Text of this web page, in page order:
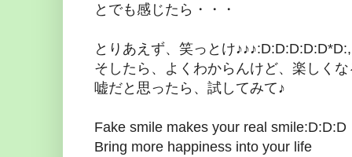
とでも感じたら・・・
とりあえず、笑っとけ♪♪♪:D:D:D:D:D*D:,
そしたら、よくわからんけど、楽しく
嘘だと思ったら、試してみて♪
Fake smile makes your real smile:D:D:D
Bring more happiness into your life